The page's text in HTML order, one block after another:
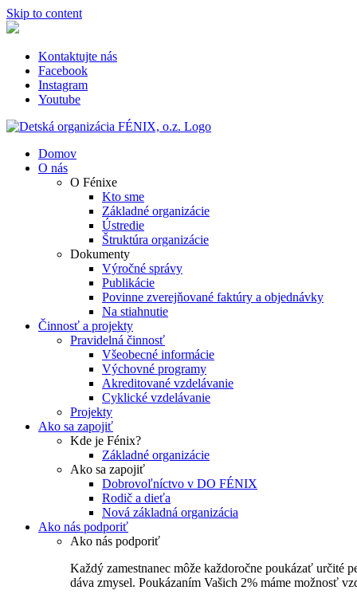
Skip to content
Kontaktujte nás
Facebook
Instagram
Youtube
Domov
O nás
O Fénixe
Kto sme
Základné organizácie
Ústredie
Štruktúra organizácie
Dokumenty
Výročné správy
Publikácie
Povinne zverejňované faktúry a objednávky
Na stiahnutie
Činnosť a projekty
Pravidelná činnosť
Všeobecné informácie
Výchovné programy
Akreditované vzdelávanie
Cyklické vzdelávanie
Projekty
Ako sa zapojiť
Kde je Fénix?
Základné organizácie
Ako sa zapojiť
Dobrovoľníctvo v DO FÉNIX
Rodič a dieťa
Nová základná organizácia
Ako nás podporiť
Ako nás podporiť
Každý zamestnanec môže každoročne poukázať určité
dáva zmysel. Poukázaním Vašich 2% máme možnosť